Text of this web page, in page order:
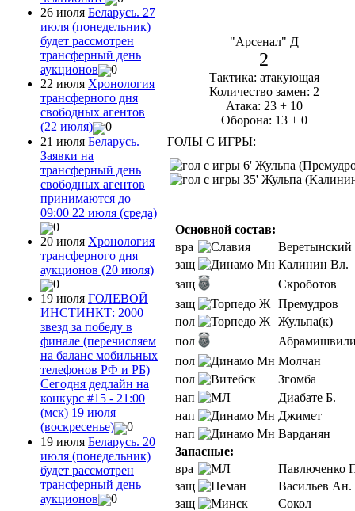
26 июля Беларусь. 27
июля (понедельник)
будет рассмотрен
трансферный день
аукционов
0
22 июля Хронология
трансферного дня
свободных агентов
(22 июля)
0
21 июля Беларусь.
Заявки на
трансферный день
свободных агентов
принимаются до
09:00 22 июля (среда)
0
20 июля Хронология
трансферного дня
аукционов (20 июля)
0
19 июля ГОЛЕВОЙ
ИНСТИНКТ: 2000
звезд за победу в
финале (перечисляем
на баланс мобильных
телефонов РФ и РБ)
Сегодня дедлайн на
конкурс #15 - 21:00
(мск) 19 июля
(воскресенье)
0
19 июля Беларусь. 20
июля (понедельник)
будет рассмотрен
трансферный день
аукционов
0
"Арсенал" Д
2
Тактика: атакующая
Количество замен: 2
Атака: 23 + 10
Оборона: 13 + 0
ГОЛЫ С ИГРЫ:
6' Жульпа
35' Жульпа
Основной состав:
вра
Веретынский
защ
Калинин Вл.
защ
Скроботов
защ
Премудров
пол
Жульпа(к)
пол
пол
Молчан
пол
Згомба
нап
Диабате Б.
нап
Джимет
нап
Варданян
Запасные:
вра
Павлюченко
защ
Васильев Ан.
защ
Сокол